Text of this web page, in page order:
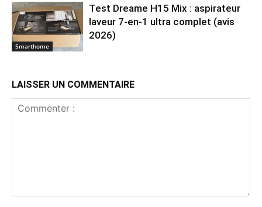
Smarthome
Test Dreame H15 Mix : aspirateur
laveur 7-en-1 ultra complet (avis
2026)
LAISSER UN COMMENTAIRE